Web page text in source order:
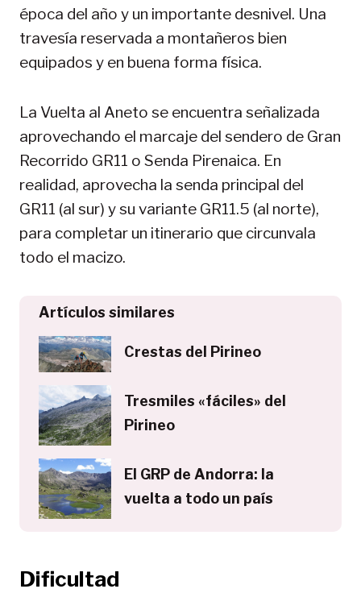
época del año y un importante desnivel. Una
travesía reservada a montañeros bien
equipados y en buena forma física.
La Vuelta al Aneto se encuentra señalizada
aprovechando el marcaje del sendero de Gran
Recorrido GR11 o Senda Pirenaica. En
realidad, aprovecha la senda principal del
GR11 (al sur) y su variante GR11.5 (al norte),
para completar un itinerario que circunvala
todo el macizo.
Artículos similares
Crestas del Pirineo
Tresmiles «fáciles» del
Pirineo
El GRP de Andorra: la
vuelta a todo un país
Dificultad